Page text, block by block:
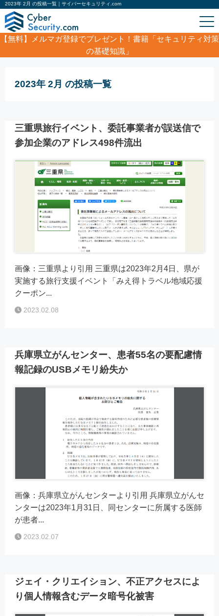
2023年 2月 の投稿一覧｜サイバーセキュリティ.com
【無料】
メルマガ登録でプレゼント！書籍「セキュリティ対策
の基礎知識」
2023年 2月 の投稿一覧
三重県旅行イベント、委託事業者が誤送信で
参加企業のアドレス498件流出
画像：三重県より引用 三重県は2023年2月4日、県が
実施する旅行支援イベント「みえ得トラベル地域応援
クーポン...
2023.02.08
兵庫県立がんセンター、患者55名の要配慮情
報記録のUSBメモリ紛失か
画像：兵庫県立がんセンターより引用 兵庫県立がんセ
ンターは2023年1月31日、同センターに所属する医師
が患者...
2023.02.07
ジェイ・クリエイション、不正アクセスによ
り個人情報含むデータ暗号化被害